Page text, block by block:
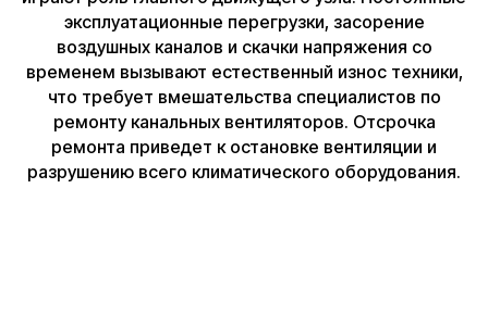
эксплуатационные перегрузки, засорение
воздушных каналов и скачки напряжения со
временем вызывают естественный износ техники,
что требует вмешательства специалистов по
ремонту канальных вентиляторов. Отсрочка
ремонта приведет к остановке вентиляции и
разрушению всего климатического оборудования.